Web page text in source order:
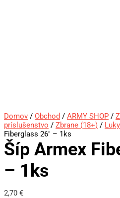
Domov / Obchod / ARMY SHOP /
príslušenstvo / Zbrane (18+) /
Fiberglass 26″ – 1ks
Šíp Armex
– 1ks
2,70 €